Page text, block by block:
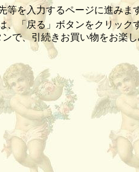
等を入力するページに進みま
、「戻る」ボタンをクリック
で、引続きお買い物をお楽